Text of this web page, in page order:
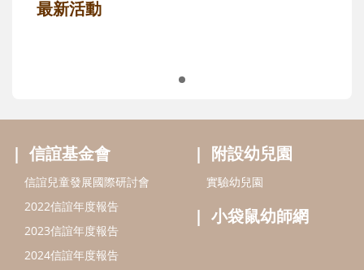
最新活動
信誼基金會
信誼兒童發展國際研討會
2022信誼年度報告
2023信誼年度報告
2024信誼年度報告
附設幼兒園
實驗幼兒園
小袋鼠幼師網